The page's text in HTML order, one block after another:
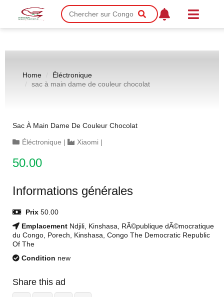
Home
Éléctronique
sac à main dame de couleur chocolat
Sac À Main Dame De Couleur Chocolat
Éléctronique | Xiaomi |
50.00
Informations générales
Prix 50.00
Emplacement Ndjili, Kinshasa, RÃ©publique dÃ©mocratique
du Congo, Porech, Kinshasa, Congo The Democratic Republic
Of The
Condition new
Share this ad